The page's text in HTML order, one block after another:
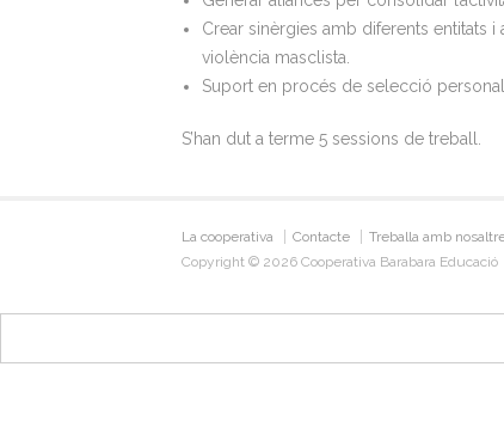
Crear sinèrgies amb diferents entitats
violència masclista.
Suport en procés de selecció personal .
S’han dut a terme 5 sessions de treball.
La cooperativa Contacte Treballa amb
Copyright © 2026 Cooperativa Barabara Educació